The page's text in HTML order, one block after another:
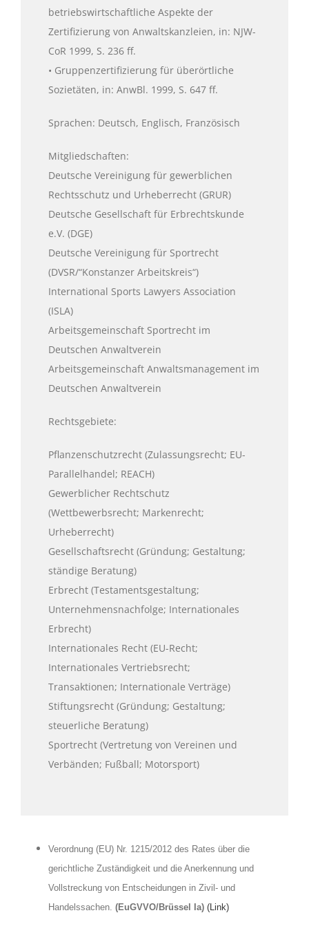
betriebswirtschaftliche Aspekte der
Zertifizierung von Anwaltskanzleien, in: NJW-
CoR 1999, S. 236 ff.
• Gruppenzertifizierung für überörtliche
Sozietäten, in: AnwBl. 1999, S. 647 ff.
Sprachen: Deutsch, Englisch, Französisch
Mitgliedschaften:
Deutsche Vereinigung für gewerblichen
Rechtsschutz und Urheberrecht (GRUR)
Deutsche Gesellschaft für Erbrechtskunde
e.V. (DGE)
Deutsche Vereinigung für Sportrecht
(DVSR/“Konstanzer Arbeitskreis“)
International Sports Lawyers Association
(ISLA)
Arbeitsgemeinschaft Sportrecht im
Deutschen Anwaltverein
Arbeitsgemeinschaft Anwaltsmanagement im
Deutschen Anwaltverein
Rechtsgebiete:
Pflanzenschutzrecht (Zulassungsrecht; EU-
Parallelhandel; REACH)
Gewerblicher Rechtschutz
(Wettbewerbsrecht; Markenrecht;
Urheberrecht)
Gesellschaftsrecht (Gründung; Gestaltung;
ständige Beratung)
Erbrecht (Testamentsgestaltung;
Unternehmensnachfolge; Internationales
Erbrecht)
Internationales Recht (EU-Recht;
Internationales Vertriebsrecht;
Transaktionen; Internationale Verträge)
Stiftungsrecht (Gründung; Gestaltung;
steuerliche Beratung)
Sportrecht (Vertretung von Vereinen und
Verbänden; Fußball; Motorsport)
Verordnung (EU) Nr. 1215/2012 des Rates über die
gerichtliche Zuständigkeit und die Anerkennung und
Vollstreckung von Entscheidungen in Zivil- und
Handelssachen. (EuGVVO/Brüssel Ia) (Link)